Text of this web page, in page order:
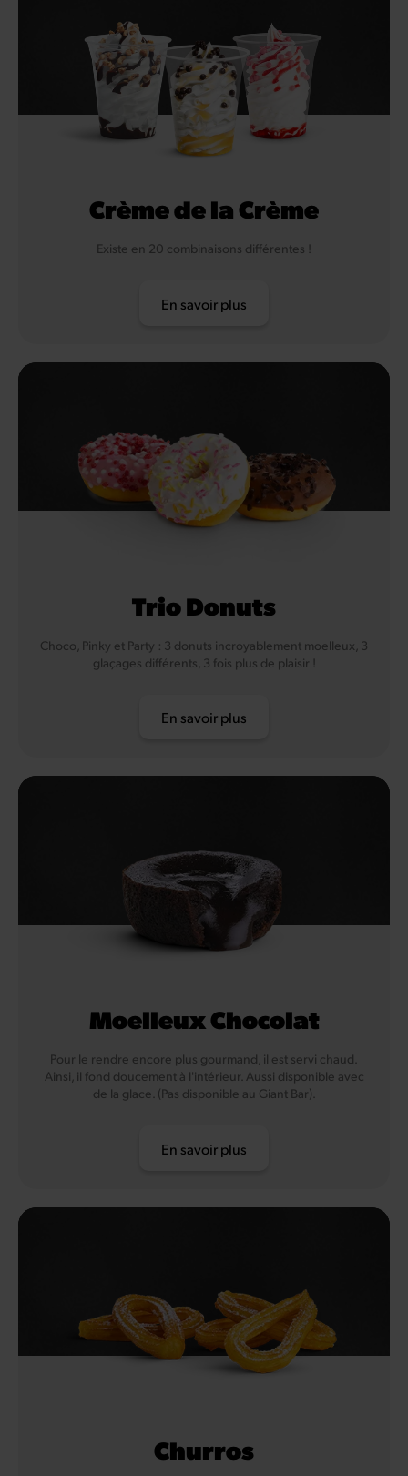
Crème de la Crème
Existe en 20 combinaisons différentes !
En savoir plus
Trio Donuts
Choco, Pinky et Party : 3 donuts incroyablement moelleux, 3
glaçages différents, 3 fois plus de plaisir !
En savoir plus
Moelleux Chocolat
Pour le rendre encore plus gourmand, il est servi chaud.
Ainsi, il fond doucement à l'intérieur. Aussi disponible avec
de la glace. (Pas disponible au Giant Bar).
En savoir plus
Churros